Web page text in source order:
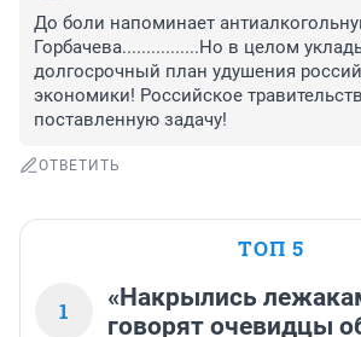
До боли напоминает
Горбачева................Но в целом
долгосрочный план удушения
экономики! Российское
поставленную задачу!
ОТВЕТИТЬ
ТОП 5
1
«Накрылись
говорят очевидцы